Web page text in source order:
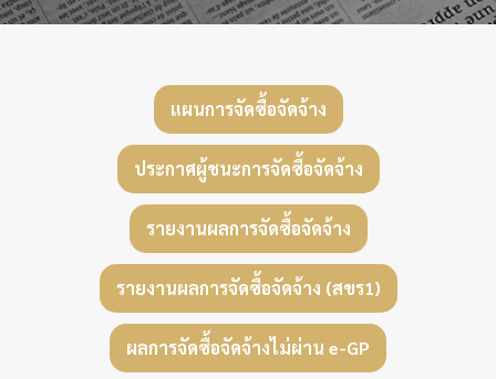
แผนการจัดซื้อจัดจ้าง
ประกาศผู้ชนะการจัดซื้อจัดจ้าง
รายงานผลการจัดซื้อจัดจ้าง
รายงานผลการจัดซื้อจัดจ้าง (สขร1)
ผลการจัดซื้อจัดจ้างไม่ผ่าน e-GP